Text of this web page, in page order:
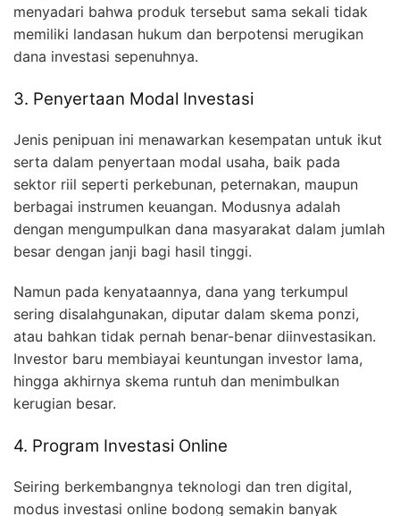
menyadari bahwa produk tersebut sama sekali tidak
memiliki landasan hukum dan berpotensi merugikan
dana investasi sepenuhnya.
3. Penyertaan Modal Investasi
Jenis penipuan ini menawarkan kesempatan untuk ikut
serta dalam penyertaan modal usaha, baik pada
sektor riil seperti perkebunan, peternakan, maupun
berbagai instrumen keuangan. Modusnya adalah
dengan mengumpulkan dana masyarakat dalam jumlah
besar dengan janji bagi hasil tinggi.
Namun pada kenyataannya, dana yang terkumpul
sering disalahgunakan, diputar dalam skema ponzi,
atau bahkan tidak pernah benar-benar diinvestasikan.
Investor baru membiayai keuntungan investor lama,
hingga akhirnya skema runtuh dan menimbulkan
kerugian besar.
4. Program Investasi Online
Seiring berkembangnya teknologi dan tren digital,
modus investasi online bodong semakin banyak